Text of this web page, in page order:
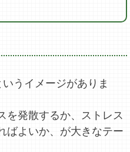
うイメージがありま
を発散するか、ストレス
ばよいか、が大きなテー